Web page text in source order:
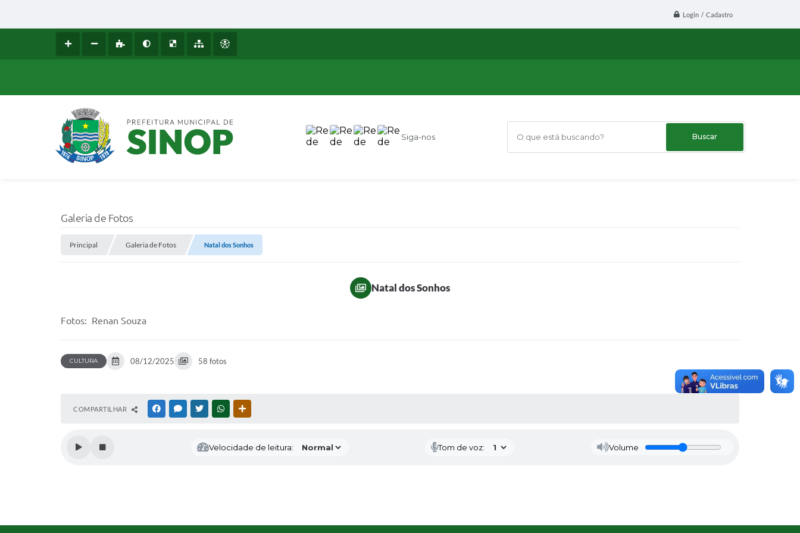
Login / Cadastro
Siga-nos O que está buscando?
Galeria de Fotos
Principal Galeria de Fotos Natal dos Sonhos
Natal dos Sonhos
Fotos: Renan Souza
CULTURA 08/12/2025 58 fotos
COMPARTILHAR FACEBOOKMESSENGER
TWITTERWHATSAPP
Velocidade de leitura: Tom de voz: Volume